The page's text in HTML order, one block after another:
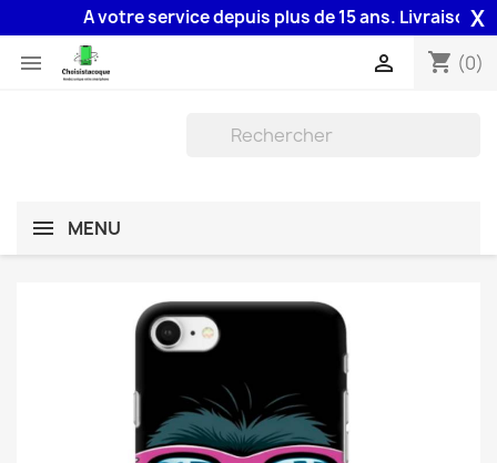
A votre service depuis plus de 15 ans. Livraison X
 shopping_cart (0)

MENU